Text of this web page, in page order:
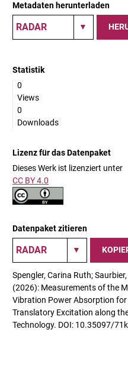
Metadaten herunterladen
Statistik
0
Views
0
Downloads
Lizenz für das Datenpaket
Dieses Werk ist lizenziert unter
CC BY 4.0
Datenpaket zitieren
Spengler, Carina Ruth;
(2026): Measurements of the
Vibration Power Absorption
Translatory Excitation along
Technology. DOI: 10.35097/